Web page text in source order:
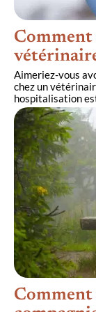
Comment
Aimeriez-vous
chez un
hospitalisation
Comment